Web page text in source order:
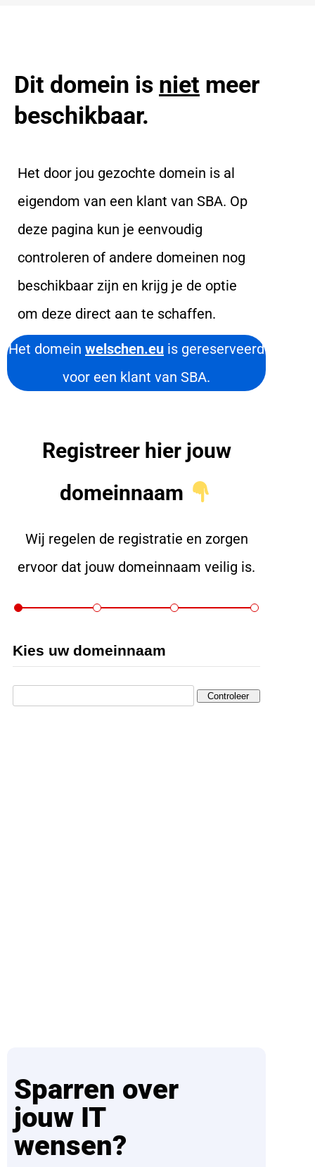
Dit domein is niet meer
beschikbaar.
Het door jou gezochte domein is al
eigendom van een klant van SBA. Op
deze pagina kun je eenvoudig
controleren of andere domeinen nog
beschikbaar zijn en krijg je de optie
om deze direct aan te schaffen.
Het domein welschen.eu is gereserveerd
voor een klant van SBA.
Registreer hier jouw
domeinnaam
Wij regelen de registratie en zorgen
ervoor dat jouw domeinnaam veilig is.
Sparren over
jouw IT
wensen?